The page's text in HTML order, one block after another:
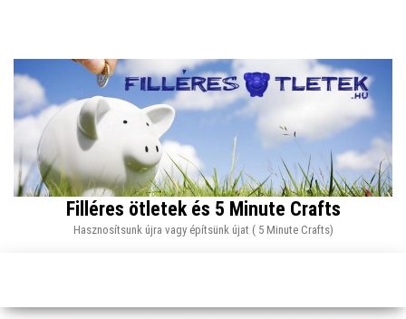
Filléres ötletek és 5 Minute Crafts
Hasznosítsunk újra vagy építsünk újat ( 5 Minute Crafts)